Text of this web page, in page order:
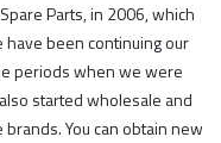
Parts, in 2006, which
been continuing our
periods when we were
started wholesale and
You can obtain new